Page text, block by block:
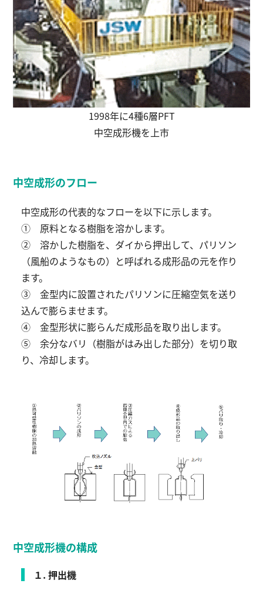
1998年に4種6層PFT
中空成形機を上市
中空成形のフロー
中空成形の代表的なフローを以下に示します。
① 原料となる樹脂を溶かします。
② 溶かした樹脂を、ダイから押出して、パリソン
（風船のようなもの）と呼ばれる成形品の元を作り
ます。
③ 金型内に設置されたパリソンに圧縮空気を送り
込んで膨らませます。
④ 金型形状に膨らんだ成形品を取り出します。
⑤ 余分なバリ（樹脂がはみ出した部分）を切り取
り、冷却します。
中空成形機の構成
１. 押出機